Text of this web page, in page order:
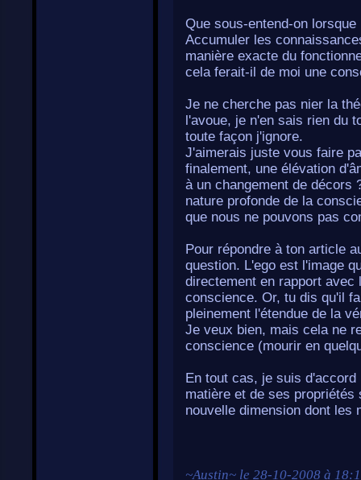
Que sous-entend-on
Accumuler les
manière exacte du
cela ferait-il de moi une
Je ne cherche pas nier la
l'avoue, je n'en sais rien du
toute façon j'ignore.
J'aimerais juste vous faire
finalement, une élévation
à un changement de décors
nature profonde de la
que nous ne pouvons pas
Pour répondre à ton article
question. L'ego est l'image
directement en rapport
conscience. Or, tu dis qu'il
pleinement l'étendue de la
Je veux bien, mais cela ne
conscience (mourir en
En tout cas, je suis
matière et de ses propriétés
nouvelle dimension dont les
~Austin~ le 28-10-2008 à